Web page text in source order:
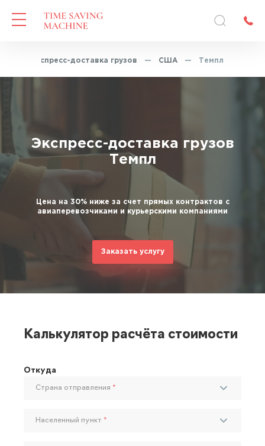
Экспресс-доставка грузов — США — Темпл
Экспресс-доставка грузов
Темпл
Цена на 30% ниже за счет прямых контрактов с
авиаперевозчиками и курьерскими компаниями
Заказать услугу
Калькулятор расчёта стоимости
Откуда
Страна отправления *
Населенный пункт *